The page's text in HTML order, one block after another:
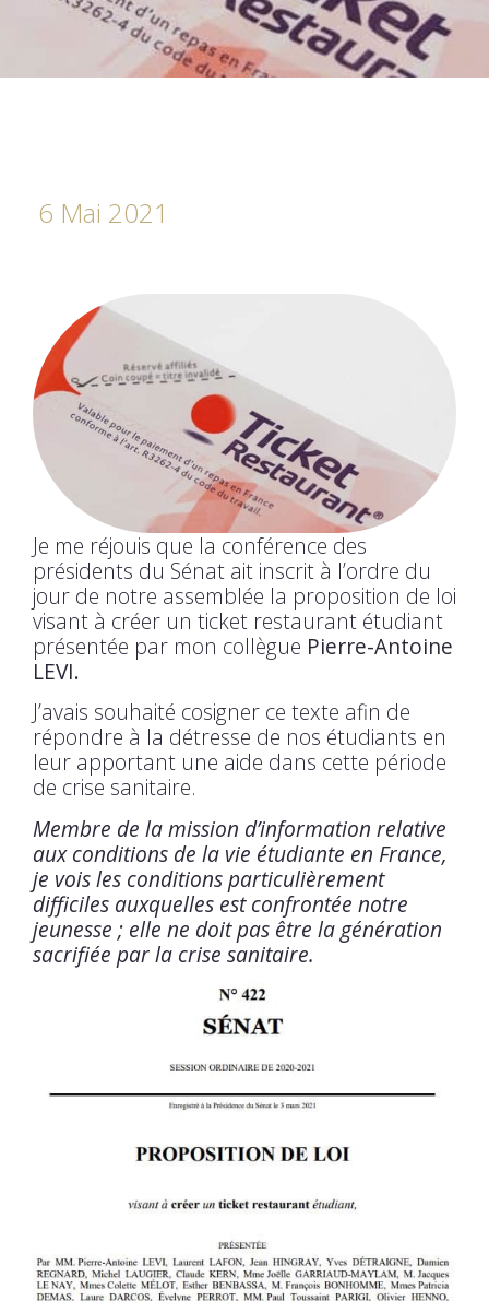
6 Mai 2021
Je me réjouis que la conférence des
présidents du Sénat ait inscrit à l’ordre du
jour de notre assemblée la proposition de loi
visant à créer un ticket restaurant étudiant
présentée par mon collègue Pierre-Antoine
LEVI.
J’avais souhaité cosigner ce texte afin de
répondre à la détresse de nos étudiants en
leur apportant une aide dans cette période
de crise sanitaire.
Membre de la mission d’information relative
aux conditions de la vie étudiante en France,
je vois les conditions particulièrement
difficiles auxquelles est confrontée notre
jeunesse ; elle ne doit pas être la génération
sacrifiée par la crise sanitaire.